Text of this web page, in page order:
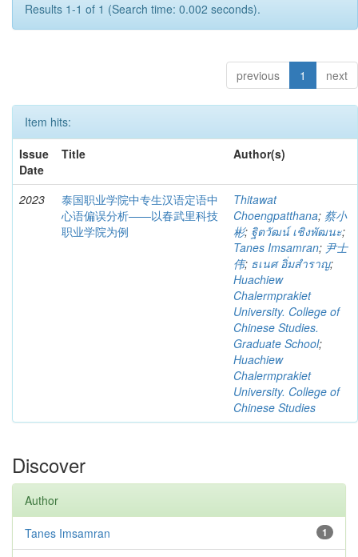
Results 1-1 of 1 (Search time: 0.002 seconds).
previous 1 next
Item hits:
Issue
Date
Title Author(s)
2023
泰国职业学院中专生汉语定语中
心语偏误分析——以春武里科技
职业学院为例
Thitawat
Choengpatthana; 蔡小
彬; ฐิตวัฒน์ เชิงพัฒนะ;
Tanes Imsamran; 尹士
伟; ธเนศ อิ่มสำราญ;
Huachiew
Chalermprakiet
University. College of
Chinese Studies.
Graduate School;
Huachiew
Chalermprakiet
University. College of
Chinese Studies
Discover
Author
1
Tanes Imsamran